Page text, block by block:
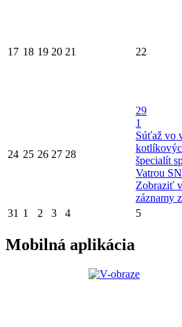
17 18 19 20 21 22
24 25 26 27 28
29
1
Súťaž vo
špecialít
Vatrou
Zobraziť
záznamy
31 1 2 3 4 5
Mobilná aplikácia